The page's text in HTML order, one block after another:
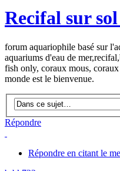
Recifal sur
forum aquariophile basé sur
aquariums d'eau de
fish only, coraux mous,
monde est le bienvenue.
Répondre
Répondre en citant le